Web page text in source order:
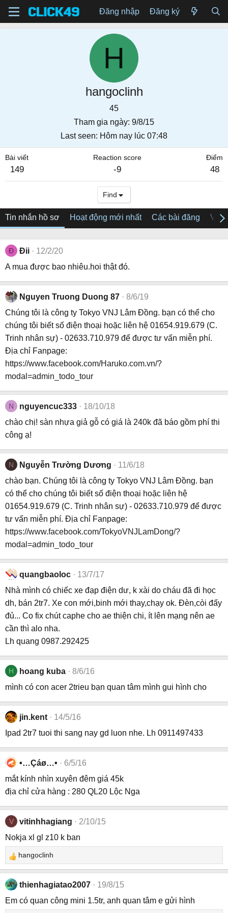
Đăng nhập Đăng ký
H
hangoclinh
45
Tham gia ngày 9/8/15
Last seen
Hôm nay lúc 07:48
Bài viết
149
Reaction score
-9
Điểm
48
Find
Tin nhắn hồ sơ Hoạt động mới nhất Các bài đăng Về
Đ Đii
12/2/20
A mua được bao nhiêu.hoi thật đó.
Nguyen Truong Duong 87
8/6/19
Chúng tôi là công ty Tokyo VNJ Lâm Đồng. bạn có thể cho
chúng tôi biết số điện thoại hoặc liên hệ 01654.919.679 (C.
Trinh nhân sự) - 02633.710.979 để được tư vấn miễn phí.
Địa chỉ Fanpage:
https://www.facebook.com/Haruko.com.vn/?
modal=admin_todo_tour
N nguyencuc333
18/10/18
chào chị! sàn nhựa giả gỗ có giá là 240k đã báo gồm phí thi
công ạ!
N Nguyễn Trường Dương
11/6/18
chào bạn. Chúng tôi là công ty Tokyo VNJ Lâm Đồng. bạn
có thể cho chúng tôi biết số điện thoại hoặc liên hệ
01654.919.679 (C. Trinh nhân sự) - 02633.710.979 để được
tư vấn miễn phí. Địa chỉ Fanpage:
https://www.facebook.com/TokyoVNJLamDong/?
modal=admin_todo_tour
quangbaoloc
13/7/17
Nhà mình có chiếc xe đạp điện dư, k xài do cháu đã đi học
dh, bán 2tr7. Xe con mới,binh mới thay,chạy ok. Đèn,còi đấy
đủ... Co fix chút caphe cho ae thiện chi, ít lên mạng nên ae
cần thì alo nha.
Lh quang 0987.292425
H hoang kuba
8/6/16
mình có con acer 2trieu bạn quan tâm mình gui hình cho
jin.kent
14/5/16
Ipad 2tr7 tuoi thi sang nay gd luon nhe. Lh 0911497433
•…Çáø…•
6/5/16
mắt kính nhìn xuyên đêm giá 45k
địa chỉ cửa hàng : 280 QL20 Lộc Nga
V vitinhhagiang
2/10/15
Nokja xl gl z10 k ban
R
e
a
c
t
hangoclinh
thienhagiatao2007
19/8/15
Em có quan công mini 1.5tr, anh quan tâm e gửi hình